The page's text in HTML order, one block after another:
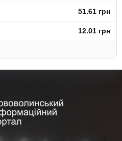
51.61 грн
12.01 грн